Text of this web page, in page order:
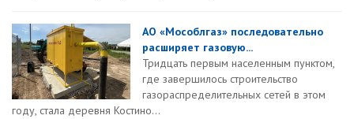
АО «Мособлгаз» последовательно
расширяет газовую...
Тридцать первым населенным пунктом,
где завершилось строительство
газораспределительных сетей в этом
году, стала деревня Костино...